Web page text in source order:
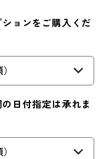
ョンをご購入くだ
日付指定は承れま